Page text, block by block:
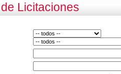
Licitaciones